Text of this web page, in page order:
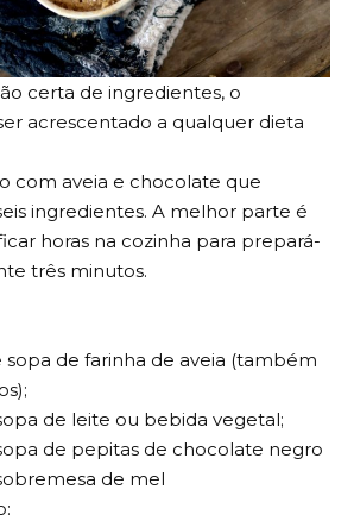
certa de ingredientes, o
acrescentado a qualquer dieta
com aveia e chocolate que
ingredientes. A melhor parte é
horas na cozinha para prepará-
três minutos.
sopa de farinha de aveia (também
de leite ou bebida vegetal;
de pepitas de chocolate negro
de mel